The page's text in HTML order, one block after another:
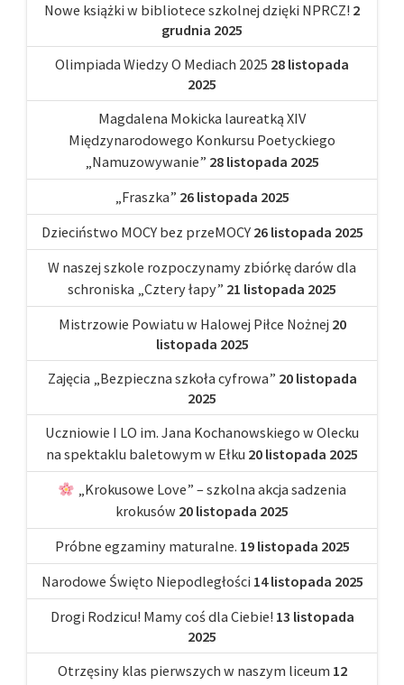
Nowe książki w bibliotece szkolnej dzięki NPRCZ! 2
grudnia 2025
Olimpiada Wiedzy O Mediach 2025 28 listopada
2025
Magdalena Mokicka laureatką XIV
Międzynarodowego Konkursu Poetyckiego
„Namuzowywanie” 28 listopada 2025
„Fraszka” 26 listopada 2025
Dzieciństwo MOCY bez przeMOCY 26 listopada 2025
W naszej szkole rozpoczynamy zbiórkę darów dla
schroniska „Cztery łapy” 21 listopada 2025
Mistrzowie Powiatu w Halowej Piłce Nożnej 20
listopada 2025
Zajęcia „Bezpieczna szkoła cyfrowa” 20 listopada
2025
Uczniowie I LO im. Jana Kochanowskiego w Olecku
na spektaklu baletowym w Ełku 20 listopada 2025
„Krokusowe Love” – szkolna akcja sadzenia
krokusów 20 listopada 2025
Próbne egzaminy maturalne. 19 listopada 2025
Narodowe Święto Niepodległości 14 listopada 2025
Drogi Rodzicu! Mamy coś dla Ciebie! 13 listopada
2025
Otrzęsiny klas pierwszych w naszym liceum 12